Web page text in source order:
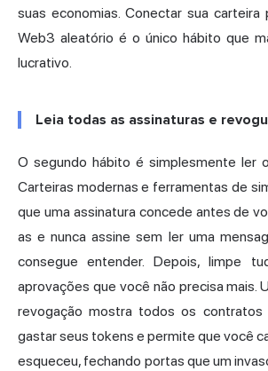
suas economias. Conectar sua carteira
Web3 aleatório é o único hábito que
lucrativo.
Leia todas as assinaturas e
O segundo hábito é simplesmente ler
Carteiras modernas e ferramentas de
que uma assinatura concede antes de
as e nunca assine sem ler uma
consegue entender. Depois, limpe
aprovações que você não precisa mais.
revogação mostra todos os contratos
gastar seus tokens e permite que você
esqueceu, fechando portas que um